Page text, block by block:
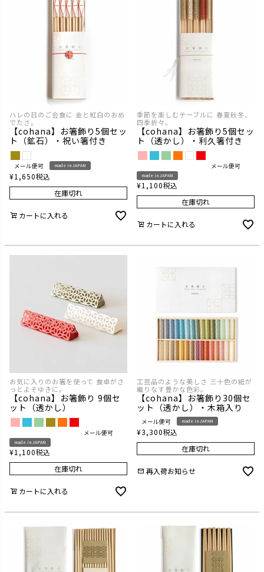
ハレの日のご会食に 金と紅白のおめ
でたさ。
【cohana】お箸飾り5個セッ
ト（鉱石）・祝い箸付き
メール便可 made in JAPAN
¥1,650税込
在庫切れ
カートに入れる
季節を楽しむテーブルに 春夏秋冬、
四季折々。
【cohana】お箸飾り5個セッ
ト（透かし）・利久箸付き
メール便可
made in JAPAN
¥1,100税込
在庫切れ
カートに入れる
お気に入りのお箸を使って 食卓がさ
っとよそゆきに。
【cohana】お箸飾り 9個セ
ット（透かし）
メール便可
made in JAPAN
¥1,100税込
在庫切れ
カートに入れる
工芸品のような美しさ 三十色の紙が
織りなす豊かな色彩。
【cohana】お箸飾り30個セ
ット（透かし）・木箱入り
メール便可 made in JAPAN
¥3,300税込
在庫切れ
再入荷お知らせ